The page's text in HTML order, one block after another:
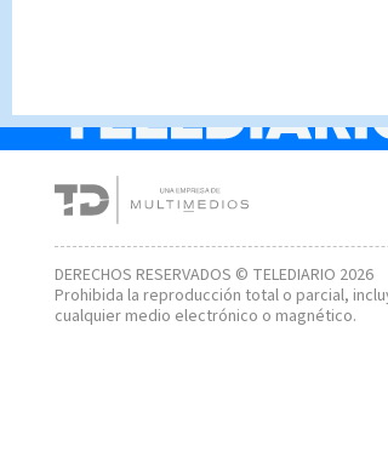
DERECHOS RESERVADOS © TELEDIARIO 2026
Prohibida la reproducción total o parcial,
cualquier medio electrónico o magnético.